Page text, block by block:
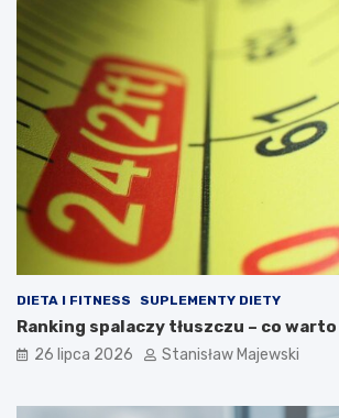
DIETA I FITNESS SUPLEMENTY DIETY
Ranking spalaczy tłuszczu – co
26 lipca 2026 Stanisław Majewski